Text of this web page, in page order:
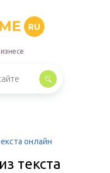
RU
онлайн
текста